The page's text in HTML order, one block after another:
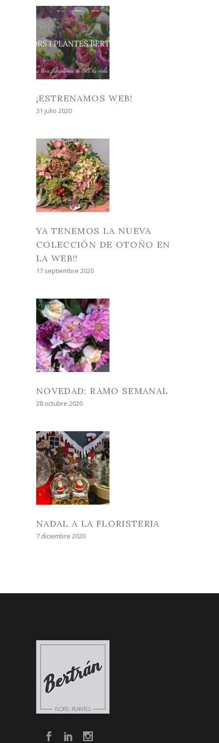
¡ESTRENAMOS WEB!
31 julio 2020
YA TENEMOS LA NUEVA
COLECCIÓN DE OTOÑO EN
LA WEB!!
17 septiembre 2020
NOVEDAD: RAMO SEMANAL
28 octubre 2020
NADAL A LA FLORISTERIA
7 diciembre 2020